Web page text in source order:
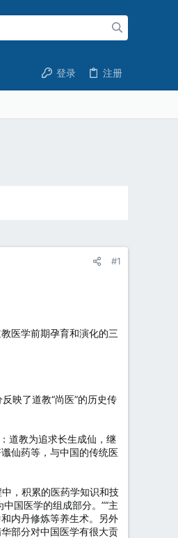
登录 注册
#1
医学前期孕育和演化的三
映了道教“尚医”的历史传
道教为追求长生成仙，继
仙药等，与中国的传统医
，积累的医药学知识和技
国医学的组成部分。”“主
内丹修炼等养生术。另外
部分对中国医学有很大贡